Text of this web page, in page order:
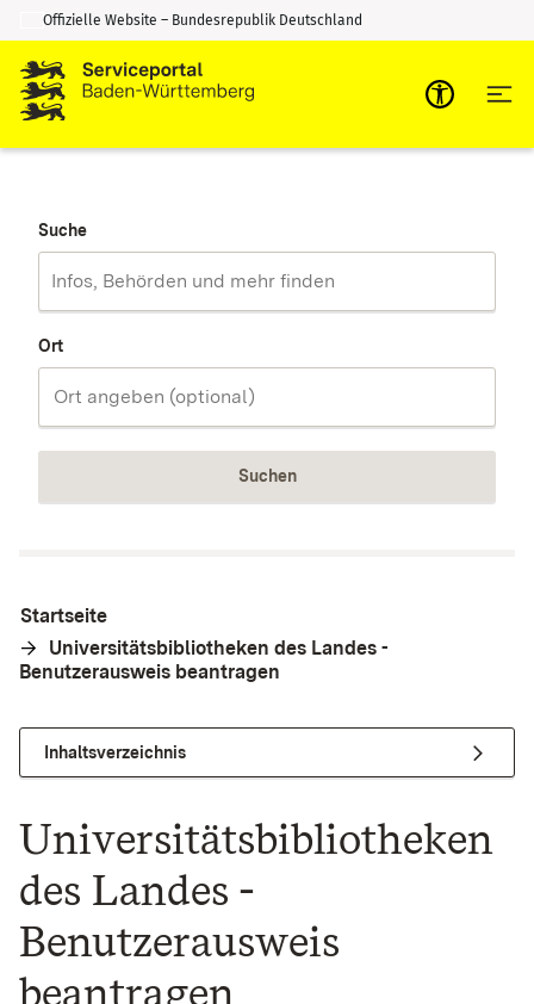
Zum Inhalt springen
Zur Suche springen
Offizielle Website – Bundesrepublik Deutschland
Suche
Ort
Suchen
Startseite
Universitätsbibliotheken des Landes -
Benutzerausweis beantragen
Inhaltsverzeichnis
Universitätsbibliotheken
des Landes -
Benutzerausweis
beantragen